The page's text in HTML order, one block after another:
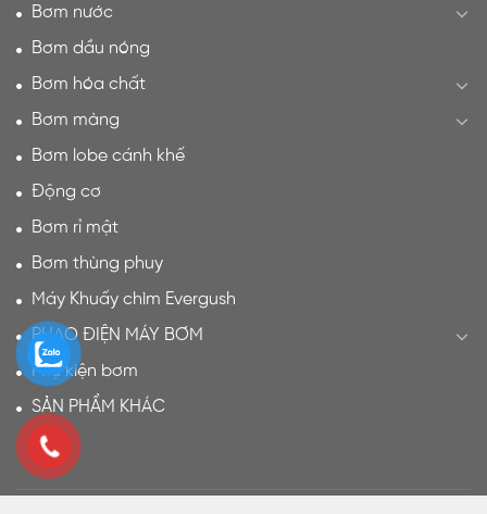
Bơm nước
Bơm dầu nóng
Bơm hóa chất
Bơm màng
Bơm lobe cánh khế
Động cơ
Bơm rỉ mật
Bơm thùng phuy
Máy Khuấy chìm Evergush
PHAO ĐIỆN MÁY BƠM
Phụ kiện bơm
SẢN PHẨM KHÁC